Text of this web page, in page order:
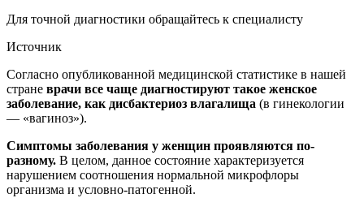
Для точной диагностики обращайтесь к специалисту
Источник
Согласно опубликованной медицинской статистике в нашей
стране врачи все чаще диагностируют такое женское
заболевание, как дисбактериоз влагалища (в гинекологии
— «вагиноз»).
Симптомы заболевания у женщин проявляются по-
разному. В целом, данное состояние характеризуется
нарушением соотношения нормальной микрофлоры
организма и условно-патогенной.